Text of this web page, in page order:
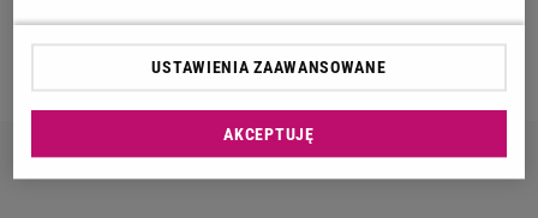
Jak nazywała się Marta Nawrocka przed
ślubem? Tak brzmiało jej nazwisko
USTAWIENIA ZAAWANSOWANE
AKCEPTUJĘ